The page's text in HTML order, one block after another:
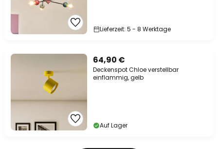
Lieferzeit: 5 - 8 Werktage
64,90 €
Deckenspot Chloe verstellbar
einflammig, gelb
Auf Lager